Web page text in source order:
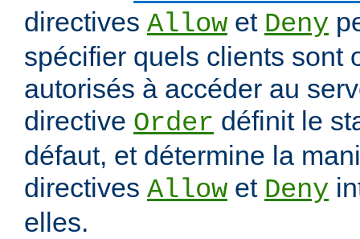
directives Allow et Deny
spécifier quels clients sont
autorisés à accéder au
directive Order définit le
défaut, et détermine la
directives Allow et Deny
elles.